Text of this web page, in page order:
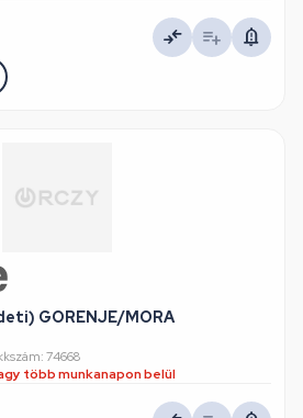
GORENJE/MORA
74668
több munkanapon belül